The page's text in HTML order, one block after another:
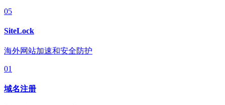
05
SiteLock
海外网站加速和安全防护
01
域名注册